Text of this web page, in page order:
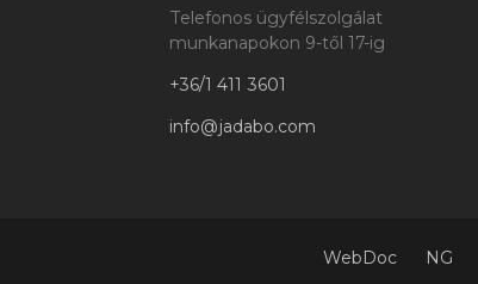
Telefonos ügyfélszolgálat
munkanapokon 9-től 17-ig
+36/1 411 3601
info@jadabo.com
WebDoc NG